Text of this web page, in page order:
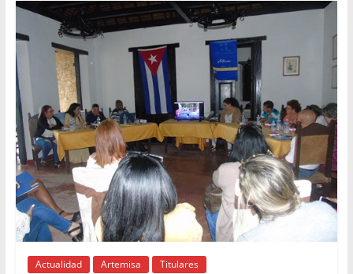
Actualidad Artemisa Titulares